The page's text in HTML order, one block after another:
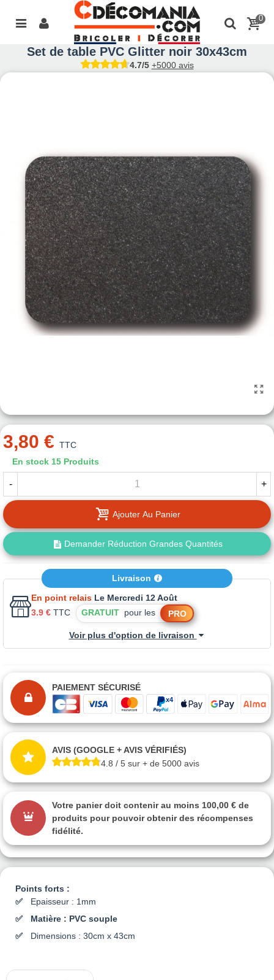
0
Set de table PVC Glitter noir 30x43cm
4.7/5 +5000 avis
Points forts :
Epaisseur : 1mm
Matière : PVC souple
Dimensions : 30cm x 43cm
3,80 € TTC
En stock 15 Produits
- +
Ajouter Au Panier
Demander Réduction Grandes Quantités
Livraison
En point relais Le Mercredi 12 Août
3.9 € TTC GRATUIT pour les PRO
Voir plus d'option de livraison
PAIEMENT SÉCURISÉ
AVIS (GOOGLE + AVIS VÉRIFIÉS)
4.8 / 5 sur + de 5000 avis
Votre panier doit contenir au moins 100,00 € de
produits pour pouvoir obtenir des récompenses
fidélité.